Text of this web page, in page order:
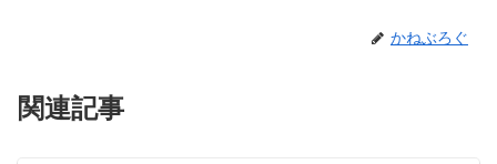
かねぶろぐ
関連記事